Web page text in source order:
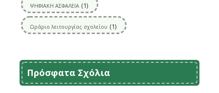
ΨΗΦΙΑΚΗ ΑΣΦΑΛΕΙΑ (1)
Ωράριο λειτουργίας σχολείου (1)
Πρόσφατα Σχόλια